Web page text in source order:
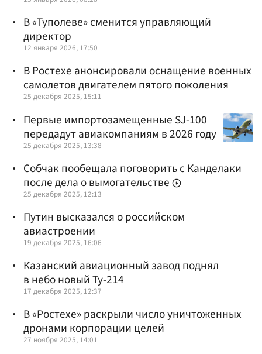
В «Туполеве» сменится управляющий
директор
12 января 2026, 17:50
В Ростехе анонсировали оснащение военных
самолетов двигателем пятого поколения
25 декабря 2025, 15:11
Первые импортозамещенные SJ-100
передадут авиакомпаниям в 2026 году
25 декабря 2025, 13:38
Собчак пообещала поговорить с Канделаки
после дела о вымогательстве
25 декабря 2025, 12:13
Путин высказался о российском
авиастроении
19 декабря 2025, 16:06
Казанский авиационный завод поднял
в небо новый Ту-214
17 декабря 2025, 12:37
В «Ростехе» раскрыли число уничтоженных
дронами корпорации целей
27 ноября 2025, 14:01